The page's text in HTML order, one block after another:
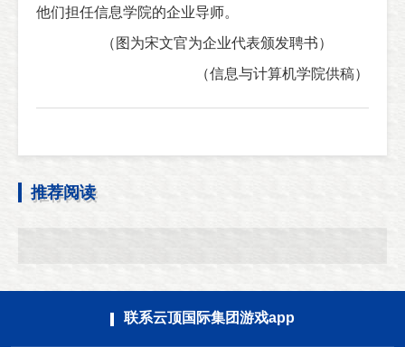
他们担任信息学院的企业导师。
（图为宋文官为企业代表颁发聘书）
（信息与计算机学院供稿）
推荐阅读
联系云顶国际集团游戏app